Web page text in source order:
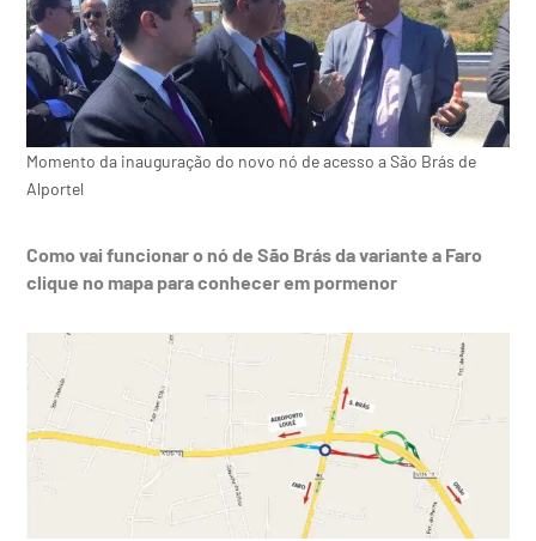
Momento da inauguração do novo nó de acesso a São Brás de
Alportel
Como vai funcionar o nó de São Brás da variante a Faro
clique no mapa para conhecer em pormenor